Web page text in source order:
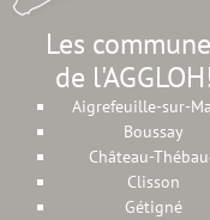
Les
de
Aigrefeuille-sur-
Boussay
Château-
Clisson
Gétigné